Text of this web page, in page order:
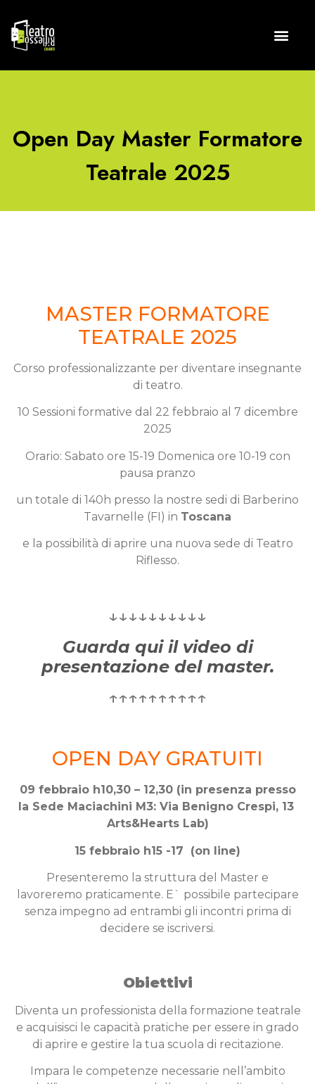
Open Day Master Formatore
Teatrale 2025
MASTER FORMATORE
TEATRALE 2025
Corso professionalizzante per diventare insegnante
di teatro.
10 Sessioni formative dal 22 febbraio al 7 dicembre
2025
Orario: Sabato ore 15-19 Domenica ore 10-19 con
pausa pranzo
un totale di 140h presso la nostre sedi di Barberino
Tavarnelle (FI) in Toscana
e la possibilità di aprire una nuova sede di Teatro
Riflesso.
↓↓↓↓↓↓↓↓↓↓
Guarda quiil video di
presentazione del master.
↑↑↑↑↑↑↑↑↑↑
OPEN DAY GRATUITI
09 febbraio h10,30 – 12,30 (in presenza presso
la Sede Maciachini M3: Via Benigno Crespi, 13
Arts&Hearts Lab)
15 febbraio h15 -17 (on line)
Presenteremo la struttura del Master e
lavoreremo praticamente. E` possibile partecipare
senza impegno ad entrambi gli incontri prima di
decidere se iscriversi.
Obiettivi
Diventa un professionista della formazione teatrale
e acquisisci le capacità pratiche per essere in grado
di aprire e gestire la tua scuola di recitazione.
Impara le competenze necessarie nell’ambito